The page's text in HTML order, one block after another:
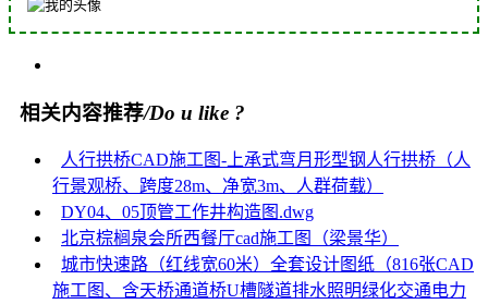
相关内容推荐/Do u like ?
人行拱桥CAD施工图-上承式弯月形型钢人行拱桥（人
行景观桥、跨度28m、净宽3m、人群荷载）
DY04、05顶管工作井构造图.dwg
北京棕榈泉会所西餐厅cad施工图（梁景华）
城市快速路（红线宽60米）全套设计图纸（816张CAD
施工图、含天桥通道桥U槽隧道排水照明绿化交通电力